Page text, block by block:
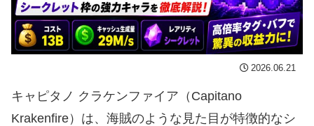
2026.06.21
キャピタノ クラケンファイア（Capitano
Krakenfire）は、海賊のような見た目が特徴的なシ